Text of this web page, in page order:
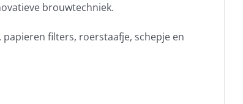
brouwtechniek.
filters, roerstaafje, schepje en